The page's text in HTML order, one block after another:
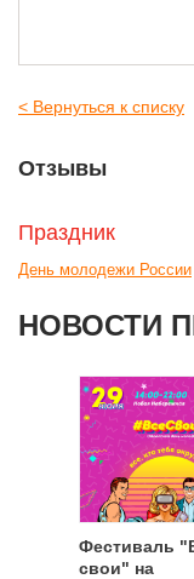
< Вернуться к списку
Отзывы
Праздник
День молодежи России
НОВОСТИ
Фестиваль
свои" на